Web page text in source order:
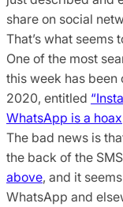
share on social
That’s what seems
One of the most
this week has
2020, entitled
WhatsApp is a hoax
The bad news is
the back of the SMS
above, and it
WhatsApp and